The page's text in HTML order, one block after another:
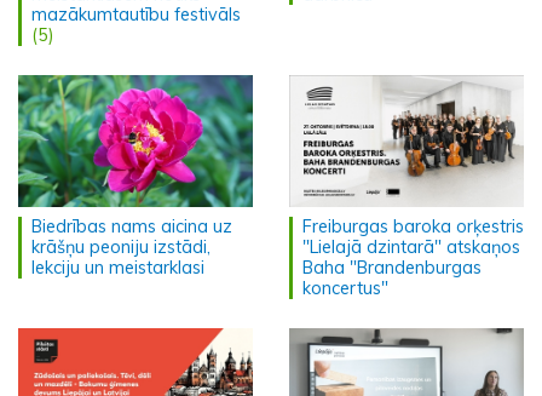
mazākumtautību festivāls
(5)
Biedrības nams aicina uz
krāšņu peoniju izstādi,
lekciju un meistarklasi
Freiburgas baroka orķestris
"Lielajā dzintarā" atskaņos
Baha "Brandenburgas
koncertus"